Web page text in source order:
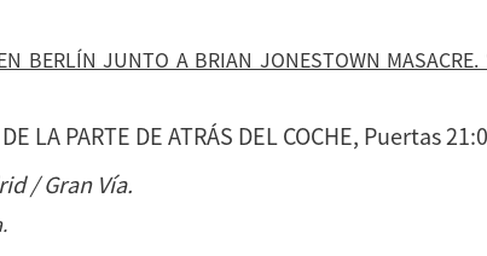
BERLÍN JUNTO A BRIAN JONESTOWN
LA PARTE DE ATRÁS DEL COCHE, Puertas
/ Gran Vía.